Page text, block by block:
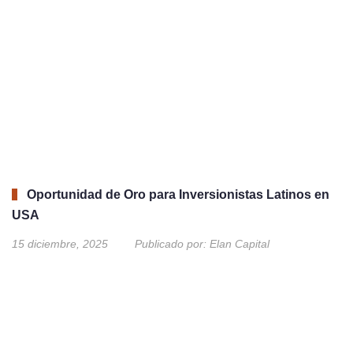
Oportunidad de Oro para Inversionistas Latinos en
USA
15 diciembre, 2025 Publicado por: Elan Capital